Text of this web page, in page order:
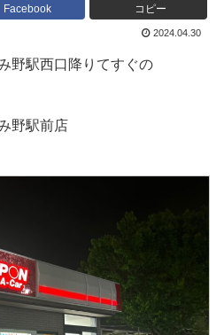
Facebook コピー
2024.04.30
野駅西口降りてすぐの
野駅前店